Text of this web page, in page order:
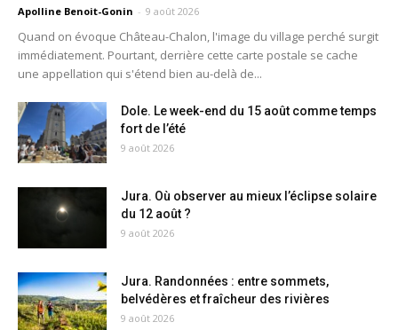
Apolline Benoit-Gonin - 9 août 2026
Quand on évoque Château-Chalon, l'image du village perché surgit
immédiatement. Pourtant, derrière cette carte postale se cache
une appellation qui s'étend bien au-delà de...
Dole. Le week-end du 15 août comme temps
fort de l’été
9 août 2026
Jura. Où observer au mieux l’éclipse solaire
du 12 août ?
9 août 2026
Jura. Randonnées : entre sommets,
belvédères et fraîcheur des rivières
9 août 2026